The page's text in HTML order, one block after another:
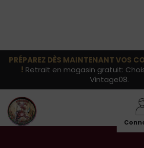
PRÉPAREZ DÈS MAINTENANT VOS
! Retrait en magasin gratuit:
Vintage08.